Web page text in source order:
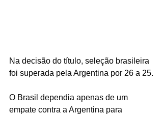
Na decisão do título, seleção brasileira
foi superada pela Argentina por 26 a 25.
O Brasil dependia apenas de um
empate contra a Argentina para